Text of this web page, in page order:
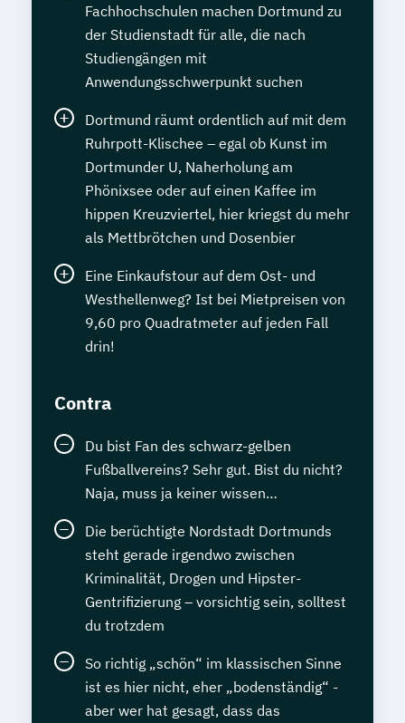
Fachhochschulen machen Dortmund zu
der Studienstadt für alle, die nach
Studiengängen mit
Anwendungsschwerpunkt suchen
Dortmund räumt ordentlich auf mit dem
Ruhrpott-Klischee – egal ob Kunst im
Dortmunder U, Naherholung am
Phönixsee oder auf einen Kaffee im
hippen Kreuzviertel, hier kriegst du mehr
als Mettbrötchen und Dosenbier
Eine Einkaufstour auf dem Ost- und
Westhellenweg? Ist bei Mietpreisen von
9,60 pro Quadratmeter auf jeden Fall
drin!
Contra
Du bist Fan des schwarz-gelben
Fußballvereins? Sehr gut. Bist du nicht?
Naja, muss ja keiner wissen…
Die berüchtigte Nordstadt Dortmunds
steht gerade irgendwo zwischen
Kriminalität, Drogen und Hipster-
Gentrifizierung – vorsichtig sein, solltest
du trotzdem
So richtig „schön“ im klassischen Sinne
ist es hier nicht, eher „bodenständig“ -
aber wer hat gesagt, dass das